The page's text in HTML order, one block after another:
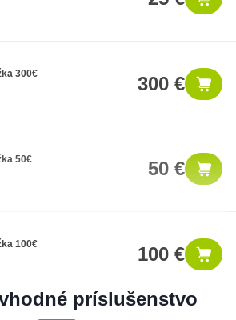
300€ 300 €
50€ 50 €
100€ 100 €
príslušenstvo